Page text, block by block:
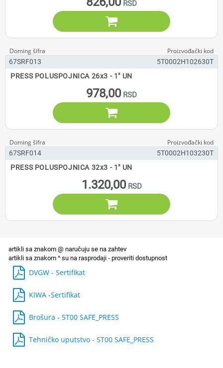

67SRF013
5T0002H102630T
PRESS POLUSPOJNICA 26x3 - 1" UN
978,00

67SRF014
5T0002H103230T
PRESS POLUSPOJNICA 32x3 - 1" UN
1.320,00

DVGW - Sertifikat
KIWA -Sertifikat
Brošura - 5T00 SAFE_PRESS
Tehničko uputstvo - 5T00 SAFE_PRESS